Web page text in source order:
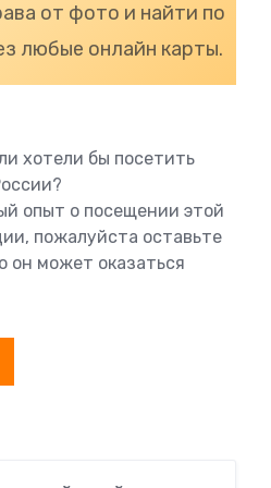
от фото и найти по
любые онлайн карты.
хотели бы посетить
опыт о посещении этой
пожалуйста оставьте
он может оказаться